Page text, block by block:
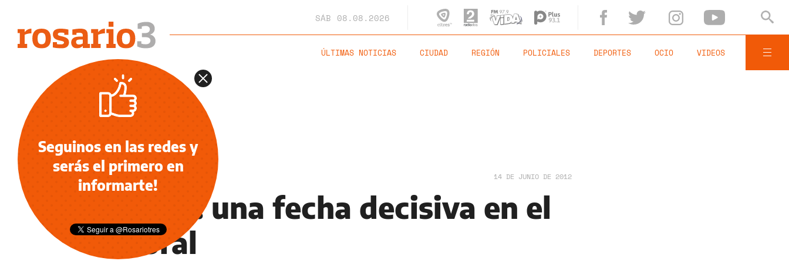
SÁB 08.08.2026
ÚLTIMAS NOTICIAS CIUDAD REGIÓN POLICIALES DEPORTES OCIO VIDEOS
NOTICIAS 14 DE JUNIO DE 2012
Rugby: una fecha decisiva en el
Litoral
Seguinos en las redes y
serás el primero en
informarte!